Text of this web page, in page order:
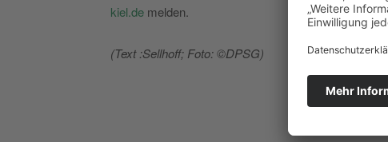
kiel.de melden.
(Text :Sellhoff; Foto: ©DPSG)